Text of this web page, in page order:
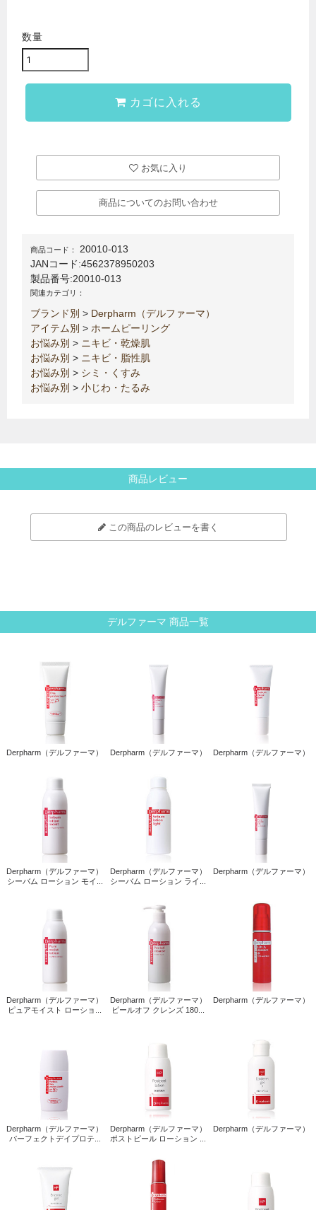
数量
カゴに入れる
お気に入り
商品についてのお問い合わせ
商品コード：
20010-013
JANコード:4562378950203
製品番号:20010-013
関連カテゴリ：
ブランド別 > Derpharm（デルファーマ）
アイテム別 > ホームピーリング
お悩み別 > ニキビ・乾燥肌
お悩み別 > ニキビ・脂性肌
お悩み別 > シミ・くすみ
お悩み別 > 小じわ・たるみ
商品レビュー
この商品のレビューを書く
デルファーマ 商品一覧
Derpharm（デルファーマ） Derpharm（デルファーマ） Derpharm（デルファーマ）
Derpharm（デルファーマ）
シーバム ローション モイ...
Derpharm（デルファーマ）
シーバム ローション ライ...
Derpharm（デルファーマ）
Derpharm（デルファーマ）
ピュアモイスト ローショ...
Derpharm（デルファーマ）
ピールオフ クレンズ 180...
Derpharm（デルファーマ）
Derpharm（デルファーマ）
パーフェクトデイプロテ...
Derpharm（デルファーマ）
ポストピール ローション ...
Derpharm（デルファーマ）